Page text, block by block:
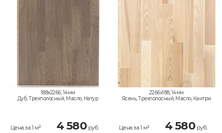
188x2266, 14мм
Дуб, Трехполосный, Масло, Натур
Цена за 1 м² 4 580 руб.
2266x188, 14мм
Ясень, Трехполосный, Масло, Кантри
Цена за 1 м² 4 580 руб.